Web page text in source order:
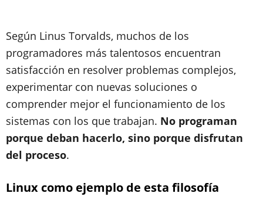
Según Linus Torvalds, muchos de los
programadores más talentosos encuentran
satisfacción en resolver problemas complejos,
experimentar con nuevas soluciones o
comprender mejor el funcionamiento de los
sistemas con los que trabajan. No programan
porque deban hacerlo, sino porque disfrutan
del proceso.
Linux como ejemplo de esta filosofía